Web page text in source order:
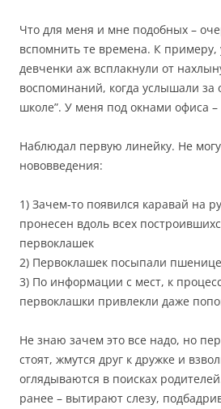
Что для меня и мне подобных –
вспомнить те времена. К примеру,
девченки аж всплакнули от
воспоминаний, когда услышали за
школе”. У меня под окнами офиса
Наблюдал первую линейку. Не
нововведения:
1) Зачем-то появился каравай на
пронесен вдоль всех
первоклашек
2) Первоклашек посыпали
3) По информации с мест, к
первоклашки привлекли даже
Не знаю зачем это все надо, но
стоят, жмутся друг к дружке и
оглядываются в поисках
ранее – вытирают слезу,